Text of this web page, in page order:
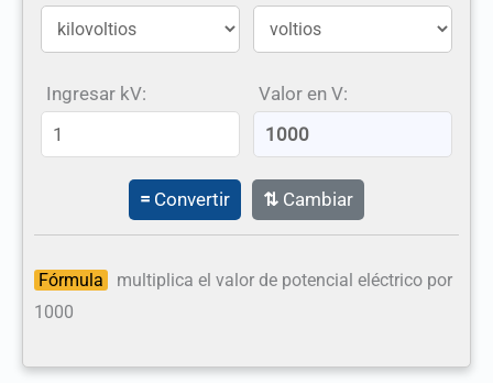
Ingresar kV: Valor en V:
= Convertir ⇅ Cambiar
Fórmula
multiplica el valor de potencial eléctrico por
1000